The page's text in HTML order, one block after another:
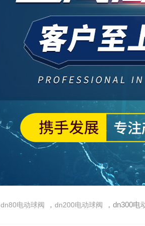
dn80电动球阀 ， dn200电动球阀 ，dn300电